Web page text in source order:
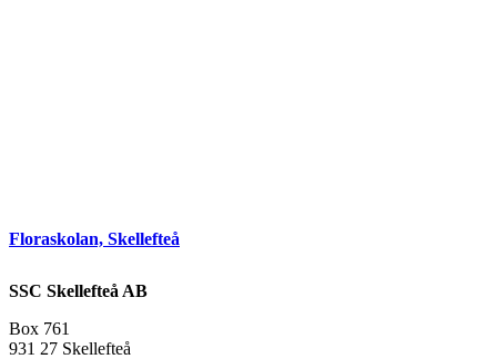
Floraskolan, Skellefteå
SSC Skellefteå AB
Box 761
931 27 Skellefteå